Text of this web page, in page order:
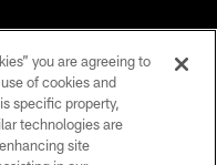
Rights Reserved
you are agreeing to
of cookies and
specific property,
technologies are
site